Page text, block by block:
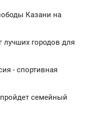
Казани на
лучших городов для
- спортивная
семейный